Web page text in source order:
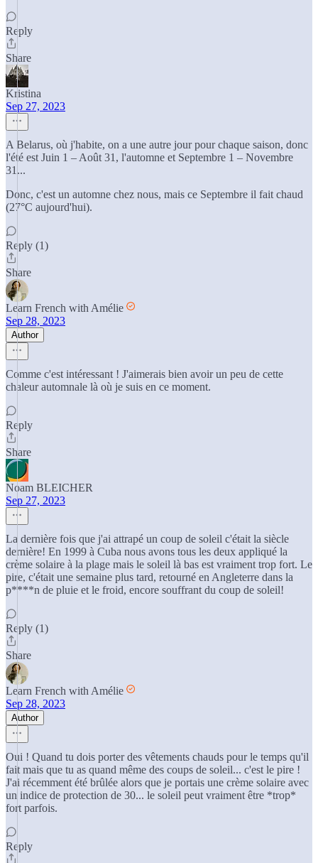
Reply
Share
Kristina
Sep 27, 2023
A Belarus, où j'habite, on a une autre jour pour chaque saison, donc
l'été est Juin 1 – Août 31, l'automne et Septembre 1 – Novembre
31...
Donc, c'est un automne chez nous, mais ce Septembre il fait chaud
(27°C aujourd'hui).
Reply (1)
Share
Learn French with Amélie
Sep 28, 2023
Author
Comme c'est intéressant ! J'aimerais bien avoir un peu de cette
chaleur automnale là où je suis en ce moment.
Reply
Share
Noam BLEICHER
Sep 27, 2023
La dernière fois que j'ai attrapé un coup de soleil c'était la siècle
dernière! En 1999 à Cuba nous avons tous les deux appliqué la
crème solaire à la plage mais le soleil là bas est vraiment trop fort. Le
pire, c'était une semaine plus tard, retourné en Angleterre dans la
p****n de pluie et le froid, encore souffrant du coup de soleil!
Reply (1)
Share
Learn French with Amélie
Sep 28, 2023
Author
Oui ! Quand tu dois porter des vêtements chauds pour le temps qu'il
fait mais que tu as quand même des coups de soleil... c'est le pire !
J'ai récemment été brûlée alors que je portais une crème solaire avec
un indice de protection de 30... le soleil peut vraiment être *trop*
fort parfois.
Reply